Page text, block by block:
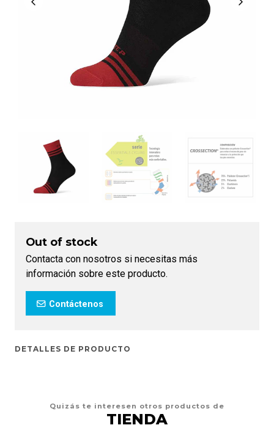
Out of stock
Contacta con nosotros si necesitas más
información sobre este producto.
Contáctenos
DETALLES DE PRODUCTO
Quizás te interesen otros productos de
TIENDA